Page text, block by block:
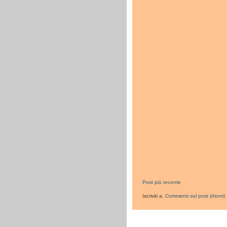
Post più recente
Iscriviti a: Commenti sul post (Atom)